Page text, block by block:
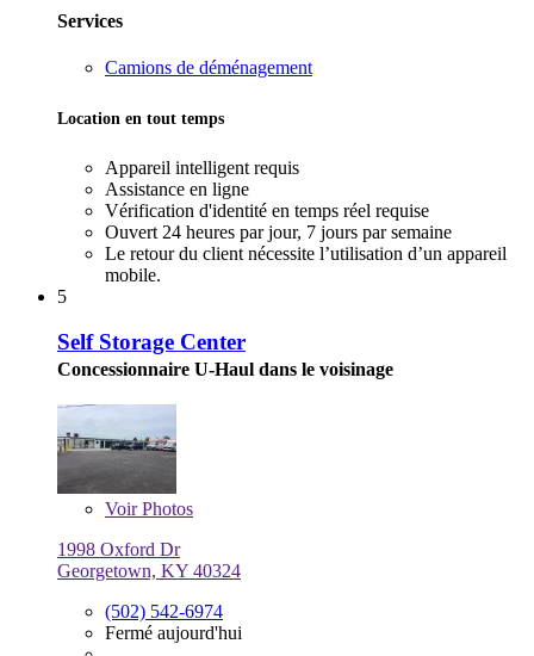
Services
Camions de déménagement
Location en tout temps
Appareil intelligent requis
Assistance en ligne
Vérification d'identité en temps réel requise
Ouvert 24 heures par jour, 7 jours par semaine
Le retour du client nécessite l’utilisation d’un appareil
mobile.
5
Self Storage Center
Concessionnaire U-Haul dans le voisinage
VoirPhotos
1998 Oxford Dr
Georgetown, KY 40324
(502) 542-6974
Fermé aujourd'hui